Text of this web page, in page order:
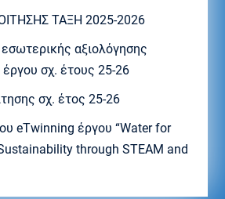
ΤΑΞΗ 2025-2026
αξιολόγησης
έργου σχ. έτους 25-26
σχ. έτος 25-26
eTwinning έργου “Water for
through STEAM and